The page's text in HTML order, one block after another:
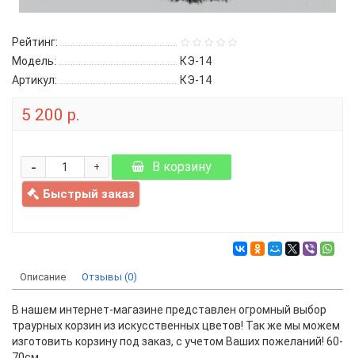
Рейтинг:
Модель:
КЭ-14
Артикул:
КЭ-14
5 200 р.
+
- В корзину
Быстрый заказ
Описание Отзывы (0)
В нашем интернет-магазине представлен огромный выбор
траурных корзин из искусственных цветов! Так же мы можем
изготовить корзину под заказ, с учетом Ваших пожеланий! 60-